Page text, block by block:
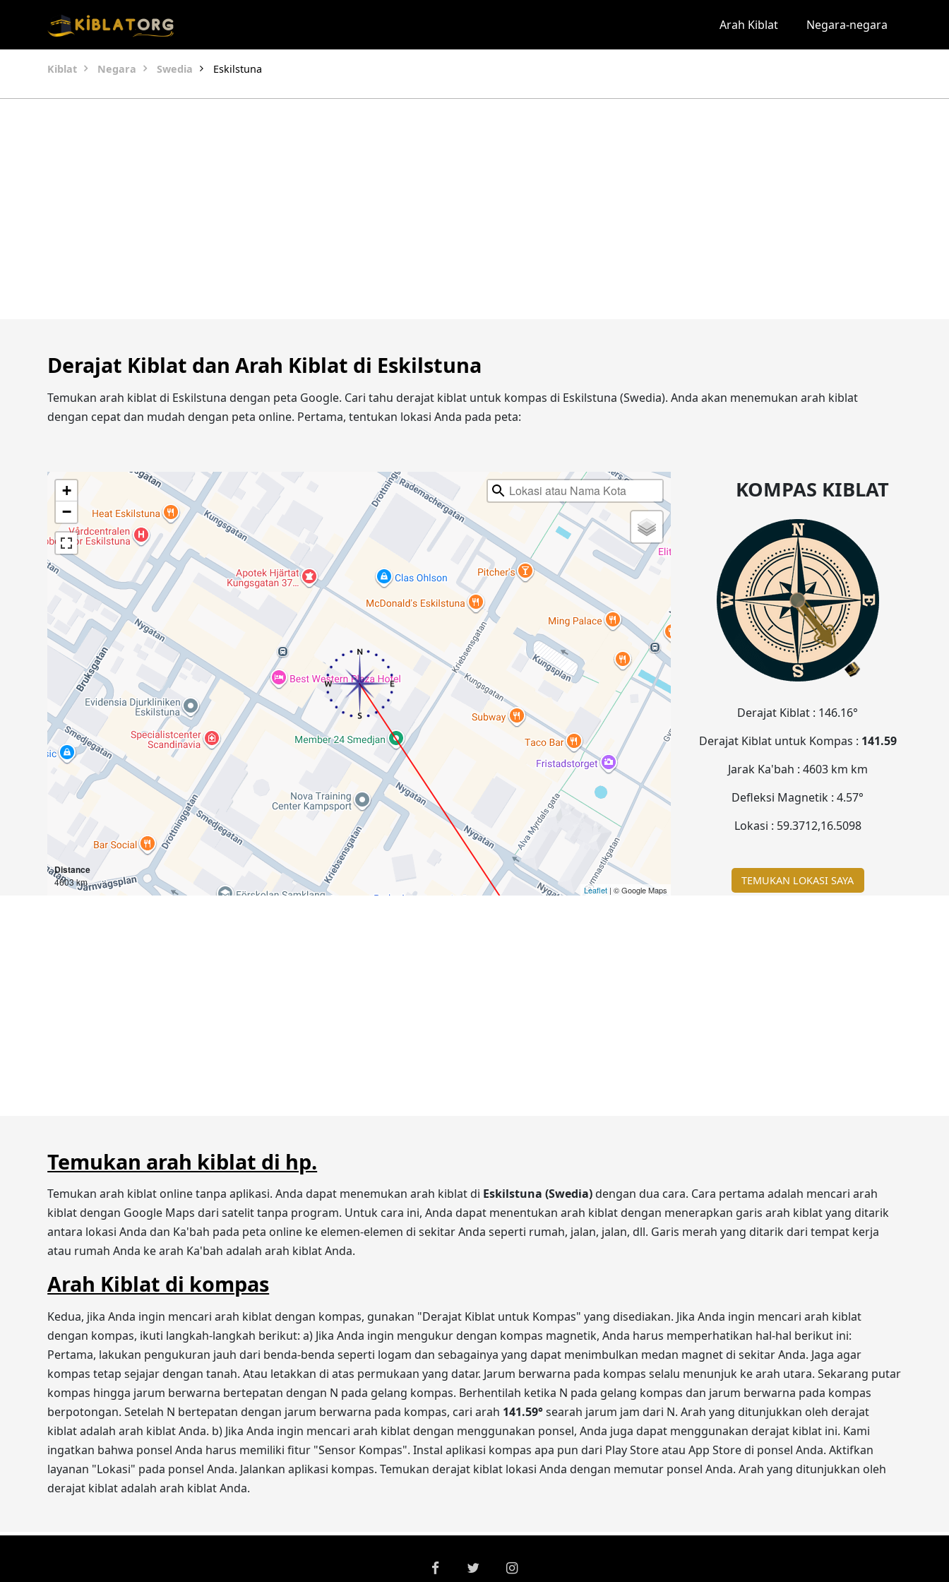
Arah Kiblat Negara-negara
Kiblat Negara Swedia Eskilstuna
Derajat Kiblat dan Arah Kiblat di Eskilstuna
Temukan arah kiblat di Eskilstuna dengan peta Google. Cari tahu derajat kiblat untuk kompas di Eskilstuna (Swedia). Anda akan menemukan arah kiblat
dengan cepat dan mudah dengan peta online. Pertama, tentukan lokasi Anda pada peta:
+
−
Distance
4603 km
Leaflet | © Google Maps
KOMPAS KIBLAT
Derajat Kiblat : 146.16°
Derajat Kiblat untuk Kompas : 141.59
Jarak Ka'bah : 4603 km km
Defleksi Magnetik :4.57°
Lokasi : 59.3712,16.5098
TEMUKAN LOKASI SAYA
Temukan arah kiblat di hp.
Temukan arah kiblat online tanpa aplikasi. Anda dapat menemukan arah kiblat di Eskilstuna (Swedia)dengan dua cara. Cara pertama adalah mencari arah
kiblat dengan Google Maps dari satelit tanpa program. Untuk cara ini, Anda dapat menentukan arah kiblat dengan menerapkan garis arah kiblat yang ditarik
antara lokasi Anda dan Ka'bah pada peta online ke elemen-elemen di sekitar Anda seperti rumah, jalan, jalan, dll. Garis merah yang ditarik dari tempat kerja
atau rumah Anda ke arah Ka'bah adalah arah kiblat Anda.
Arah Kiblat di kompas
Kedua, jika Anda ingin mencari arah kiblat dengan kompas, gunakan "Derajat Kiblat untuk Kompas" yang disediakan. Jika Anda ingin mencari arah kiblat
dengan kompas, ikuti langkah-langkah berikut: a) Jika Anda ingin mengukur dengan kompas magnetik, Anda harus memperhatikan hal-hal berikut ini:
Pertama, lakukan pengukuran jauh dari benda-benda seperti logam dan sebagainya yang dapat menimbulkan medan magnet di sekitar Anda. Jaga agar
kompas tetap sejajar dengan tanah. Atau letakkan di atas permukaan yang datar. Jarum berwarna pada kompas selalu menunjuk ke arah utara. Sekarang putar
kompas hingga jarum berwarna bertepatan dengan N pada gelang kompas. Berhentilah ketika N pada gelang kompas dan jarum berwarna pada kompas
berpotongan. Setelah N bertepatan dengan jarum berwarna pada kompas, cari arah 141.59°searah jarum jam dari N. Arah yang ditunjukkan oleh derajat
kiblat adalah arah kiblat Anda. b) Jika Anda ingin mencari arah kiblat dengan menggunakan ponsel, Anda juga dapat menggunakan derajat kiblat ini. Kami
ingatkan bahwa ponsel Anda harus memiliki fitur "Sensor Kompas". Instal aplikasi kompas apa pun dari Play Store atau App Store di ponsel Anda. Aktifkan
layanan "Lokasi" pada ponsel Anda. Jalankan aplikasi kompas. Temukan derajat kiblat lokasi Anda dengan memutar ponsel Anda. Arah yang ditunjukkan oleh
derajat kiblat adalah arah kiblat Anda.